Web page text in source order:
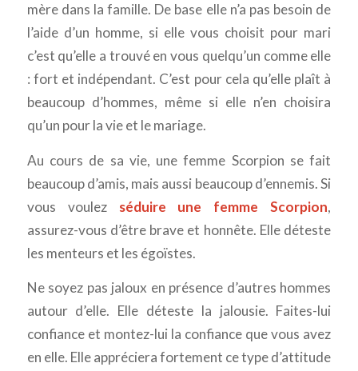
mère dans la famille. De base elle n’a pas besoin de
l’aide d’un homme, si elle vous choisit pour mari
c’est qu’elle a trouvé en vous quelqu’un comme elle
: fort et indépendant. C’est pour cela qu’elle plaît à
beaucoup d’hommes, même si elle n’en choisira
qu’un pour la vie et le mariage.
Au cours de sa vie, une femme Scorpion se fait
beaucoup d’amis, mais aussi beaucoup d’ennemis. Si
vous voulez séduire une femme Scorpion,
assurez-vous d’être brave et honnête. Elle déteste
les menteurs et les égoïstes.
Ne soyez pas jaloux en présence d’autres hommes
autour d’elle. Elle déteste la jalousie. Faites-lui
confiance et montez-lui la confiance que vous avez
en elle. Elle appréciera fortement ce type d’attitude